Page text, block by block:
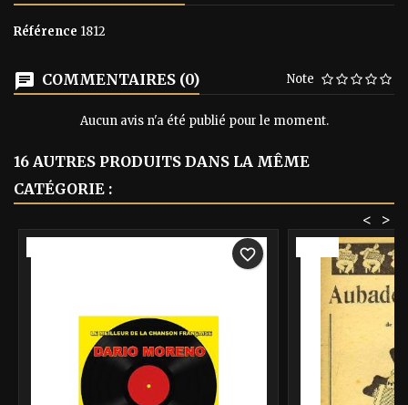
Référence 1812
COMMENTAIRES (0) Note
Aucun avis n'a été publié pour le moment.
16 AUTRES PRODUITS DANS LA MÊME
CATÉGORIE :
>
<
favorite_border